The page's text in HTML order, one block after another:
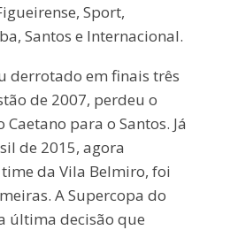
Sport,
Santos e Internacional.
derrotado em finais três
de 2007, perdeu o
para o Santos. Já
de 2015, agora
da Vila Belmiro, foi
A Supercopa do
última decisão que